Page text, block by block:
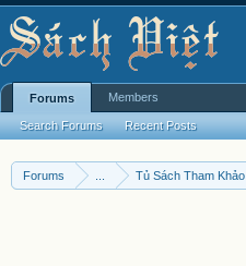
Forums Tủ Sách Tham Khảo
Forums
Search Forums Recent Posts
Members